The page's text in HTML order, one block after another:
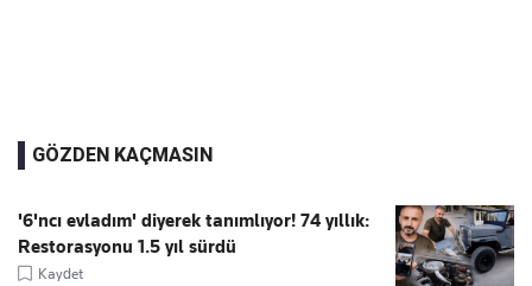
GÖZDEN KAÇMASIN
'6'ncı evladım' diyerek tanımlıyor! 74 yıllık:
Restorasyonu 1.5 yıl sürdü
Kaydet